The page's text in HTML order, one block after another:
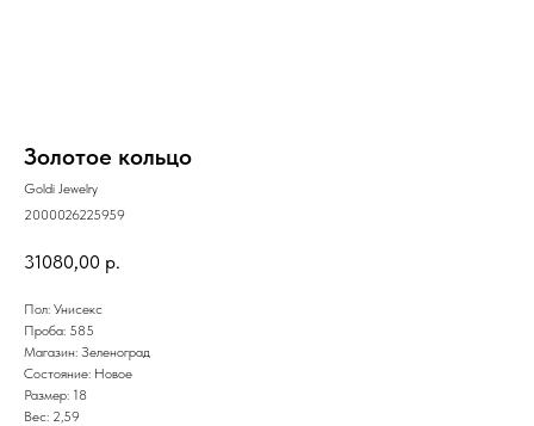
Золотое кольцо
Goldi Jewelry
2000026225959
31080,00 р.
Пол: Унисекс
Проба: 585
Магазин: Зеленоград
Состояние: Новое
Размер: 18
Вес: 2,59